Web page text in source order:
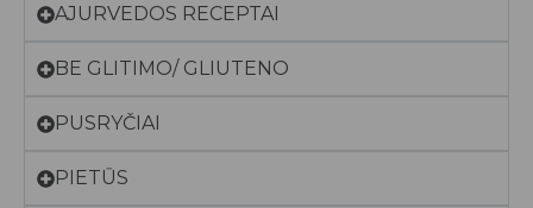
AJURVEDOS RECEPTAI
BE GLITIMO/ GLIUTENO
PUSRYČIAI
PIETŪS